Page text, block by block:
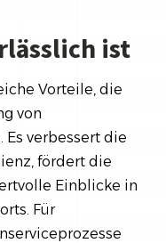
ist
Vorteile, die
von
Es verbessert die
fördert die
Einblicke in
Für